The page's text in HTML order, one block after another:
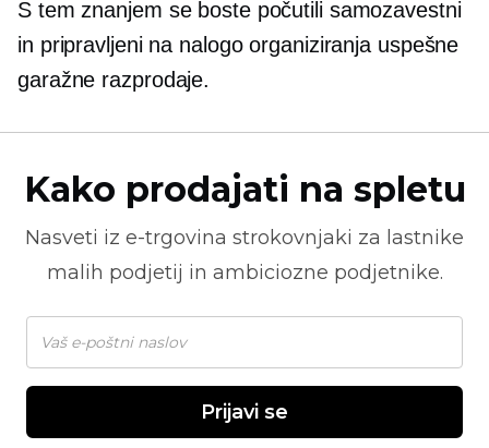
S tem znanjem se boste počutili samozavestni
in pripravljeni na nalogo organiziranja uspešne
garažne razprodaje.
Kako prodajati na spletu
Nasveti iz e-trgovina strokovnjaki za lastnike
malih podjetij in ambiciozne podjetnike.
Prijavi se